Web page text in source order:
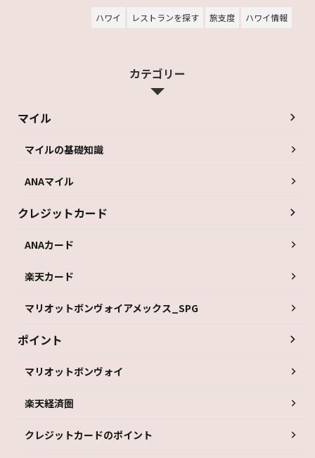
ハワイ レストランを探す 旅支度 ハワイ情報
カテゴリー
マイル
マイルの基礎知識
ANAマイル
クレジットカード
ANAカード
楽天カード
マリオットボンヴォイアメックス_SPG
ポイント
マリオットボンヴォイ
楽天経済圏
クレジットカードのポイント